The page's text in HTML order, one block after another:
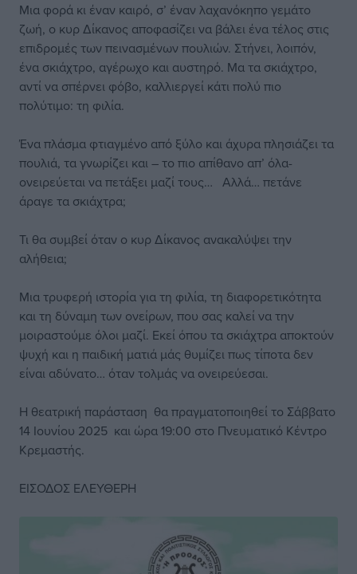
Μια φορά κι έναν καιρό, σ’ έναν λαχανόκηπο γεμάτο
ζωή, ο κυρ Δίκανος αποφασίζει να βάλει ένα τέλος στις
επιδρομές των πεινασμένων πουλιών. Στήνει, λοιπόν,
ένα σκιάχτρο, αγέρωχο και αυστηρό. Μα τα σκιάχτρο,
αντί να σπέρνει φόβο, καλλιεργεί κάτι πολύ πιο
πολύτιμο: τη φιλία.
Ένα πλάσμα φτιαγμένο από ξύλο και άχυρα πλησιάζει τα
πουλιά, τα γνωρίζει και – το πιο απίθανο απ’ όλα-
ονειρεύεται να πετάξει μαζί τους… Αλλά… πετάνε
άραγε τα σκιάχτρα;
Τι θα συμβεί όταν ο κυρ Δίκανος ανακαλύψει την
αλήθεια;
Μια τρυφερή ιστορία για τη φιλία, τη διαφορετικότητα
και τη δύναμη των ονείρων, που σας καλεί να την
μοιραστούμε όλοι μαζί. Εκεί όπου τα σκιάχτρα αποκτούν
ψυχή και η παιδική ματιά μάς θυμίζει πως τίποτα δεν
είναι αδύνατο… όταν τολμάς να ονειρεύεσαι.
Η θεατρική παράσταση θα πραγματοποιηθεί το Σάββατο
14 Ιουνίου 2025 και ώρα 19:00 στο Πνευματικό Κέντρο
Κρεμαστής.
ΕΙΣΟΔΟΣ ΕΛΕΥΘΕΡΗ